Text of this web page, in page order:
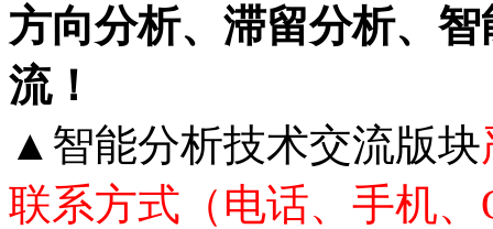
方向分析、滞留分析、
流！
▲智能分析技术交流版块
联系方式（电话、手机